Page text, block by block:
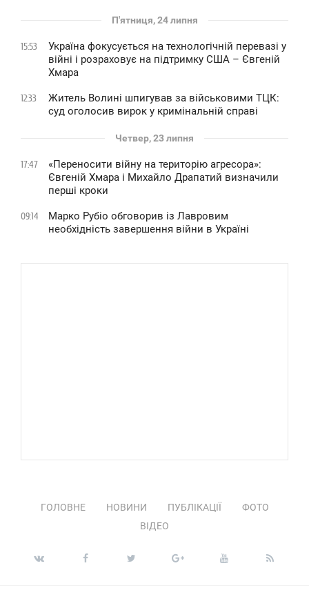
П'ятниця, 24 липня
15:53
Україна фокусується на технологічній перевазі у
війні і розраховує на підтримку США – Євгеній
Хмара
12:33
Житель Волині шпигував за військовими ТЦК:
суд оголосив вирок у кримінальній справі
Четвер, 23 липня
17:47
«Переносити війну на територію агресора»:
Євгеній Хмара і Михайло Драпатий визначили
перші кроки
09:14
Марко Рубіо обговорив із Лавровим
необхідність завершення війни в Україні
ГОЛОВНЕ НОВИНИ ПУБЛІКАЦІЇ
ФОТО
ВІДЕО